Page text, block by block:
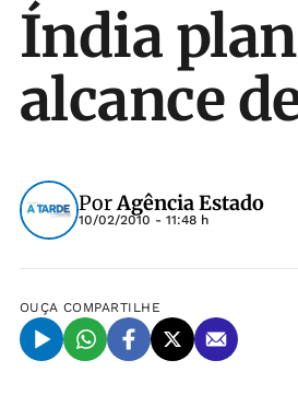
Índia
alcance
PorAgência Estado
10/02/2010 - 11:48 h
OUÇA COMPARTILHE